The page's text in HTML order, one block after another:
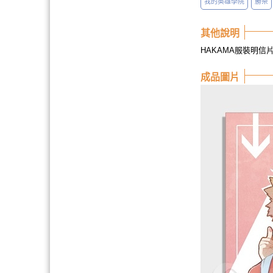
其他說明
HAKAMA服裝明信
成品圖片